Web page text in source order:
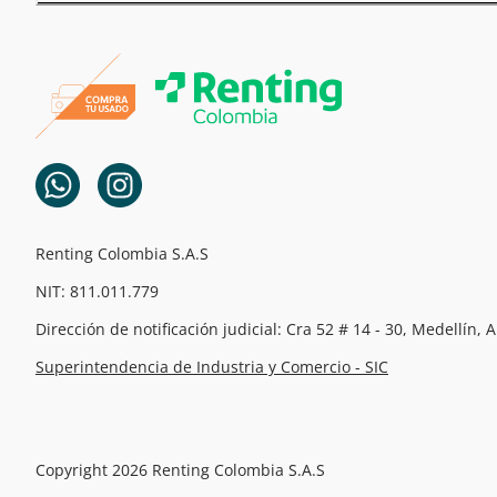
Renting Colombia S.A.S
NIT: 811.011.779
Dirección de notificación judicial: Cra 52 # 14 - 30, Medellín,
Superintendencia de Industria y Comercio - SIC
Copyright 2026 Renting Colombia S.A.S